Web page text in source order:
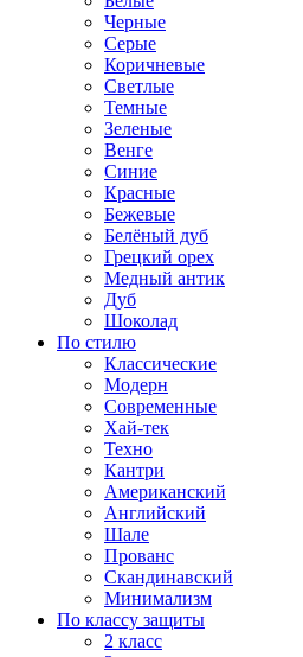
Черные
Серые
Коричневые
Светлые
Темные
Зеленые
Венге
Синие
Красные
Бежевые
Белёный дуб
Грецкий орех
Медный антик
Дуб
Шоколад
По стилю
Классические
Модерн
Современные
Хай-тек
Техно
Кантри
Американский
Английский
Шале
Прованс
Скандинавский
Минимализм
По классу защиты
2 класс